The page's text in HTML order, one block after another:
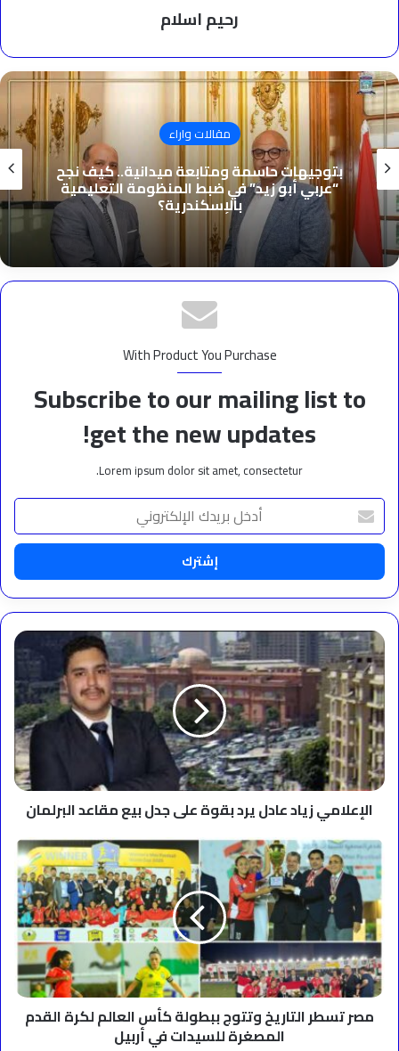
رحيم اسلام
مقالات واراء
بتوجيهات حاسمة ومتابعة ميدانية.. كيف نجح
“عربي أبو زيد” في ضبط المنظومة التعليمية
بالإسكندرية؟
With Product You Purchase
Subscribe to our mailing list to
get the new updates!
Lorem ipsum dolor sit amet, consectetur.
أدخل
بريدك
الإلكتروني
الإعلامي
زياد
عادل
يرد
بقوة
على
جدل
بيع
مقاعد
البرلمان
الإعلامي زياد عادل يرد بقوة على جدل بيع مقاعد البرلمان
مصر
تسطر
التاريخ
وتتوج
ببطولة
كأس
العالم
لكرة
القدم
المصغرة
للسيدات
مصر تسطر التاريخ وتتوج ببطولة كأس العالم لكرة القدم
المصغرة للسيدات في أربيل